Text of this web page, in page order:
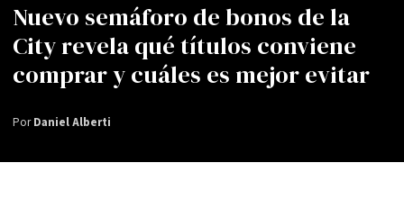
Nuevo semáforo de bonos de la
City revela qué títulos conviene
comprar y cuáles es mejor evitar
PorDaniel Alberti